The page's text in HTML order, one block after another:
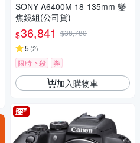
SONY A6400M 18-135mm 變
焦鏡組(公司貨)
$36,841 $38,780
5 (2)
限時下殺 券
加入購物車